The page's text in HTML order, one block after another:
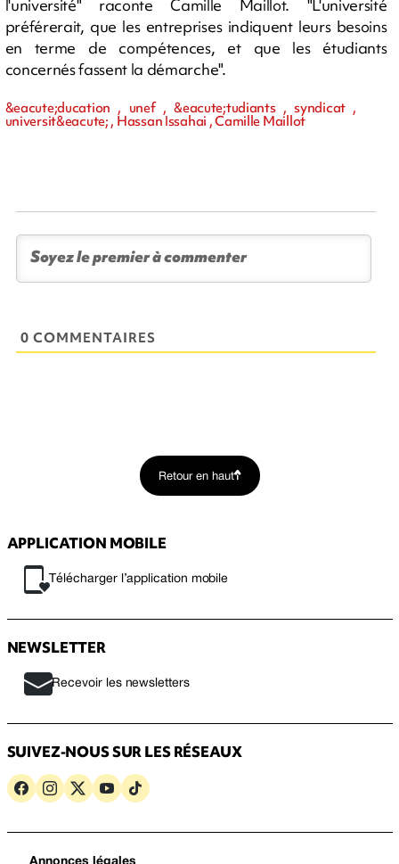
l'université" raconte Camille Maillot. "L'université
préférerait, que les entreprises indiquent leurs besoins
en terme de compétences, et que les étudiants
concernés fassent la démarche".
&eacute;ducation , unef , &eacute;tudiants , syndicat ,
universit&eacute; , Hassan Issahai , Camille Maillot
0 COMMENTAIRES
Retour en haut
APPLICATION MOBILE
Télécharger l’application mobile
NEWSLETTER
Recevoir les newsletters
SUIVEZ-NOUS SUR LES RÉSEAUX
Annonces légales